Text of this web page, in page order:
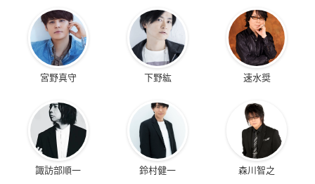
宮野真守 下野紘 速水奨
諏訪部順一 鈴村健一 森川智之